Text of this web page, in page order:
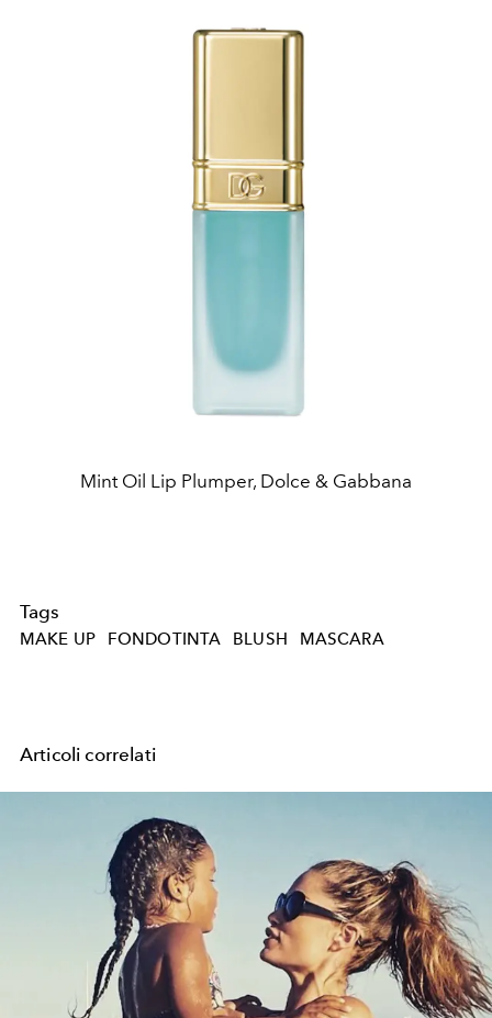
Mint Oil Lip Plumper, Dolce & Gabbana
Tags
MAKE UP FONDOTINTA BLUSH MASCARA
Articoli correlati